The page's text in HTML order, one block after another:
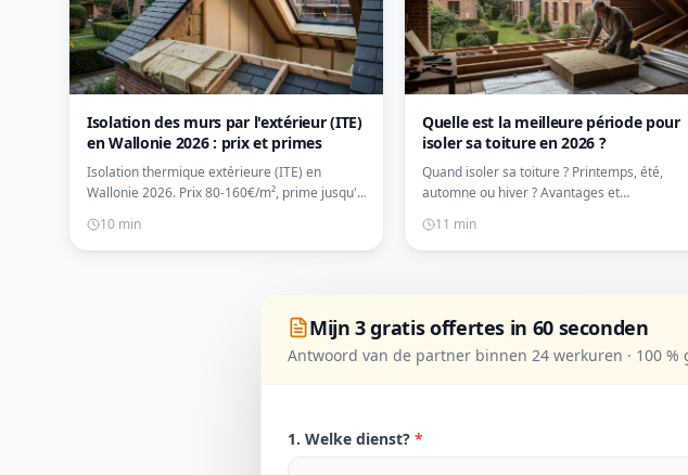
Isolation des murs par l'extérieur (ITE)
en Wallonie 2026 : prix et primes
Isolation thermique extérieure (ITE) en
Wallonie 2026. Prix 80-160€/m², prime jusqu'à
10 min
Quelle est la meilleure période pour
isoler sa toiture en 2026 ?
Quand isoler sa toiture ? Printemps, été,
automne ou hiver ? Avantages et
pour planifier vos travaux.
11 min
Mijn 3 gratis offertes in 60 seconden
Antwoord van de partner binnen 24 werkuren · 100
1. Welke dienst? *